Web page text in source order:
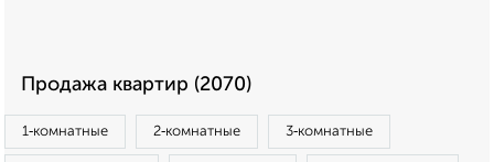
Продажа квартир (2070)
1‑комнатные 2‑комнатные 3‑комнатные